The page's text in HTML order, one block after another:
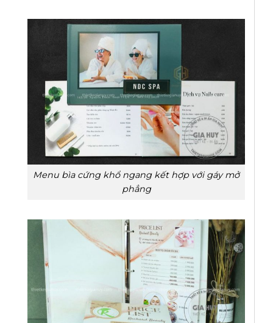
Menu bìa cứng khổ ngang kết hợp với gáy mở
phẳng